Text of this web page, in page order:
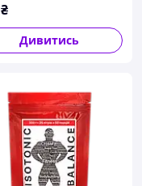
₴
Дивитись